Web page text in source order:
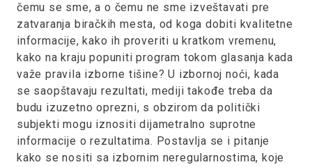
čemu se sme, a o čemu ne sme izveštavati pre
zatvaranja biračkih mesta, od koga dobiti kvalitetne
informacije, kako ih proveriti u kratkom vremenu,
kako na kraju popuniti program tokom glasanja kada
važe pravila izborne tišine? U izbornoj noći, kada
se saopštavaju rezultati, mediji takođe treba da
budu izuzetno oprezni, s obzirom da politički
subjekti mogu iznositi dijametralno suprotne
informacije o rezultatima. Postavlja se i pitanje
kako se nositi sa izbornim neregularnostima, koje